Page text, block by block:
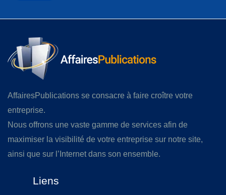
AffairesPublications se consacre à faire croître votre
entreprise.
Nous offrons une vaste gamme de services afin de
maximiser la visibilité de votre entreprise sur notre site,
ainsi que sur l’Internet dans son ensemble.
Liens